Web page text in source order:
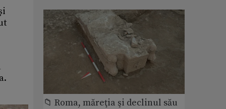
📁 Roma, măreţia şi declinul său